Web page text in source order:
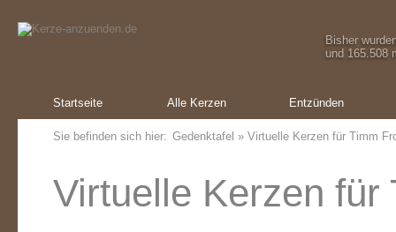
Bisher
und 165.508
Startseite Alle Kerzen Entzünden
Sie befinden sich hier: Gedenktafel » Virtuelle Kerzen für Timm
Virtuelle Kerzen für